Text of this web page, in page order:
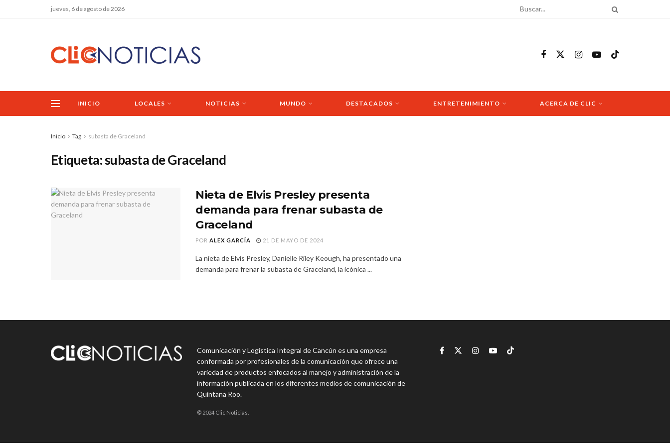
jueves, 6 de agosto de 2026
INICIO LOCALES NOTICIAS MUNDO DESTACADOS ENTRETENIMIENTO ACERCA DE CLIC
Inicio Tag subasta de Graceland
Etiqueta:subasta de Graceland
Nieta de Elvis Presley presenta
demanda para frenar subasta de
Graceland
POR ALEX GARCÍA 21 DE MAYO DE 2024
La nieta de Elvis Presley, Danielle Riley Keough, ha presentado una
demanda para frenar la subasta de Graceland, la icónica ...
Comunicación y Logística Integral de Cancún es una empresa
conformada por profesionales de la comunicación que ofrece una
variedad de productos enfocados al manejo y administración de la
información publicada en los diferentes medios de comunicación de
Quintana Roo.
© 2024 Clic Noticias.